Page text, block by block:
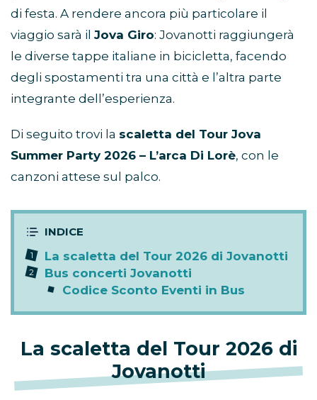
di festa. A rendere ancora più particolare il
viaggio sarà il Jova Giro: Jovanotti raggiungerà
le diverse tappe italiane in bicicletta, facendo
degli spostamenti tra una città e l’altra parte
integrante dell’esperienza.
Di seguito trovi la scaletta del Tour Jova
Summer Party 2026 – L’arca Di Lorè, con le
canzoni attese sul palco.
La scaletta del Tour 2026 di Jovanotti
Bus concerti Jovanotti
Codice Sconto Eventi in Bus
La scaletta del Tour 2026 di
Jovanotti